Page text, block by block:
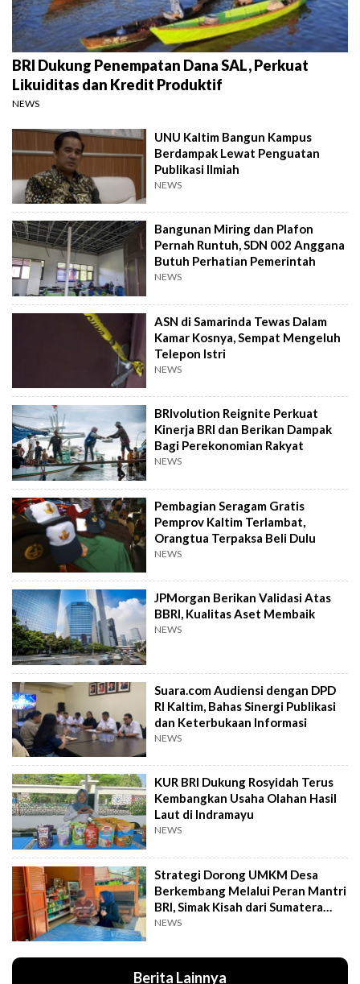
BRI Dukung Penempatan Dana SAL, Perkuat
Likuiditas dan Kredit Produktif
NEWS
UNU Kaltim Bangun Kampus
Berdampak Lewat Penguatan
Publikasi Ilmiah
NEWS
Bangunan Miring dan Plafon
Pernah Runtuh, SDN 002 Anggana
Butuh Perhatian Pemerintah
NEWS
ASN di Samarinda Tewas Dalam
Kamar Kosnya, Sempat Mengeluh
Telepon Istri
NEWS
BRIvolution Reignite Perkuat
Kinerja BRI dan Berikan Dampak
Bagi Perekonomian Rakyat
NEWS
Pembagian Seragam Gratis
Pemprov Kaltim Terlambat,
Orangtua Terpaksa Beli Dulu
NEWS
JPMorgan Berikan Validasi Atas
BBRI, Kualitas Aset Membaik
NEWS
Suara.com Audiensi dengan DPD
RI Kaltim, Bahas Sinergi Publikasi
dan Keterbukaan Informasi
NEWS
KUR BRI Dukung Rosyidah Terus
Kembangkan Usaha Olahan Hasil
Laut di Indramayu
NEWS
Strategi Dorong UMKM Desa
Berkembang Melalui Peran Mantri
BRI, Simak Kisah dari Sumatera
Utara Ini
NEWS
Berita Lainnya